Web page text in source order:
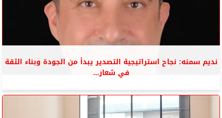
نديم سمنه: نجاح استراتيجية التصدير يبدأ من الجودة وبناء الثقة
في شعار...